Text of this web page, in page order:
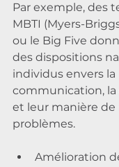
Par exemple, des
MBTI (Myers-
ou le Big Five
des dispositions
individus envers la
communication, la
et leur manière de
problèmes.
Amélioration